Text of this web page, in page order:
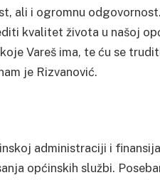
ali i ogromnu
kvalitet života u našoj
Vareš ima, te ću se
je Rizvanović.
administraciji i
općinskih službi.